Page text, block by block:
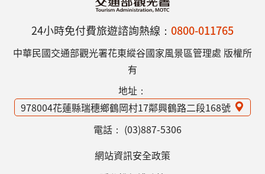
24小時免付費旅遊諮詢熱線： 0800-011765
中華民國交通部觀光署花東縱谷國家風景區管理處 版權所
有
地址：
978004花蓮縣瑞穗鄉鶴岡村17鄰興鶴路二段168號
電話： (03)887-5306
網站資訊安全政策